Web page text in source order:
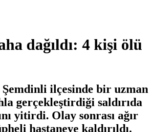
dağıldı: 4 kişi ölü
ilçesinde bir uzman
gerçekleştirdiği saldırıda
yitirdi. Olay sonrası ağır
hastaneye kaldırıldı.